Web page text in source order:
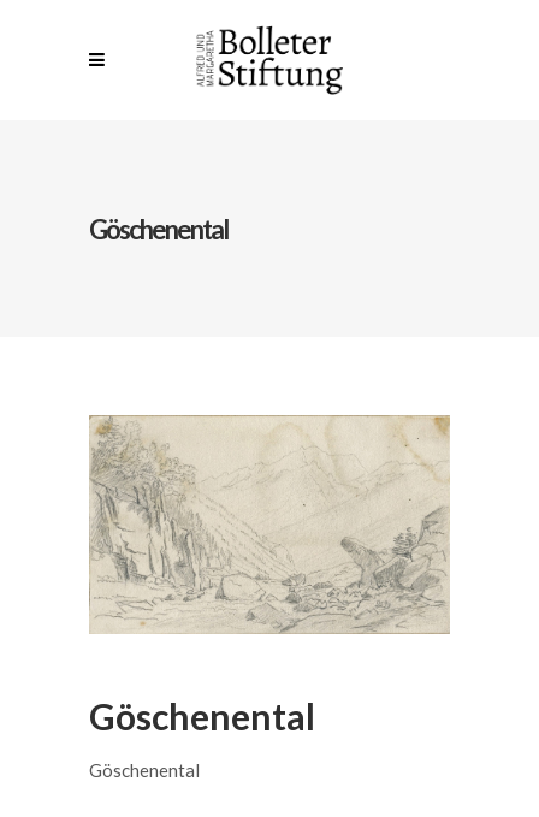
Göschenental
Göschenental
Göschenental